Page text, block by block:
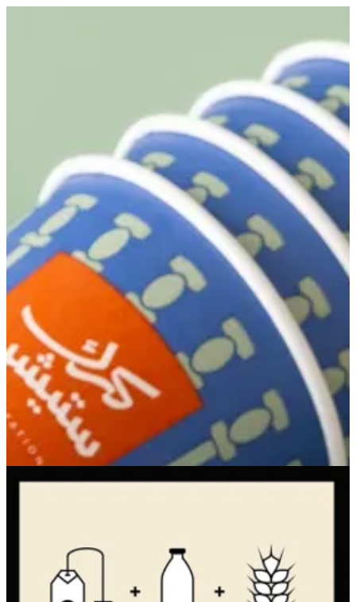
تسجيل الدخول
EN